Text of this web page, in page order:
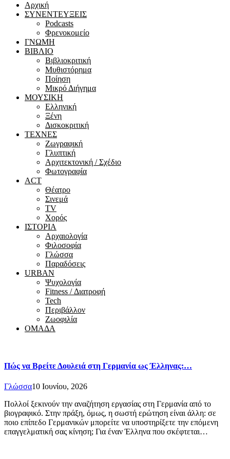
Αρχική
ΣΥΝΕΝΤΕΥΞΕΙΣ
Podcasts
Φρενοκομείο
ΓΝΩΜΗ
ΒΙΒΛΙΟ
Βιβλιοκριτική
Μυθιστόρημα
Ποίηση
Μικρό Διήγημα
ΜΟΥΣΙΚΗ
Ελληνική
Ξένη
Δισκοκριτική
ΤΕΧΝΕΣ
Ζωγραφική
Γλυπτική
Αρχιτεκτονική / Σχέδιο
Φωτογραφία
ACT
Θέατρο
Σινεμά
ΤV
Χορός
ΙΣΤΟΡΙΑ
Αρχαιολογία
Φιλοσοφία
Γλώσσα
Παραδόσεις
URBAN
Ψυχολογία
Fitness / Διατροφή
Tech
Περιβάλλον
Ζωοφιλία
ΟΜΑΔΑ
Πώς να Βρείτε Δουλειά στη Γερμανία ως Έλληνας:…
Γλώσσα10 Ιουνίου, 2026
Πολλοί ξεκινούν την αναζήτηση εργασίας στη Γερμανία από το
βιογραφικό. Στην πράξη, όμως, η σωστή ερώτηση είναι άλλη: σε
ποιο επίπεδο Γερμανικών μπορείτε να υποστηρίξετε την επόμενη
επαγγελματική σας κίνηση; Για έναν Έλληνα που σκέφτεται…